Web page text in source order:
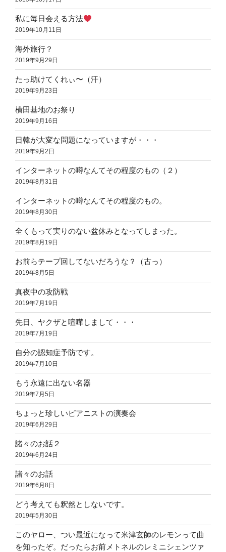
私に毎日会える方法
2019年10月11日
海外旅行？
2019年9月29日
たっ助けてくれぃ〜（汗）
2019年9月23日
横田基地のお祭り
2019年9月16日
日韓が大変な問題になっていますが・・・
2019年9月2日
インターネットの噂なんてその程度のもの（２）
2019年8月31日
インターネットの噂なんてその程度のもの。
2019年8月30日
全くもって実りのない盆休みとなってしまった。
2019年8月19日
お前らテープ回してないだろうな？（古っ）
2019年8月5日
真夜中の攻防戦
2019年7月19日
先日、ヤクザと喧嘩しまして・・・
2019年7月19日
自分の認知症予防です。
2019年7月10日
もう永遠に出ない名器
2019年7月5日
ちょっと珍しいピアニストの演奏会
2019年6月29日
諸々のお話２
2019年6月24日
諸々のお話
2019年6月8日
どう考えても釈然としないです。
2019年5月30日
このヤロー、つい最近になって米津玄師のレモンって曲
を知ったぞ。だったらお前メトネルのレミニシェンツァ